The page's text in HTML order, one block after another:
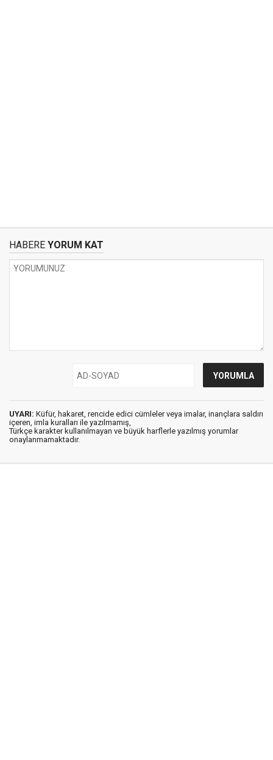
HABERE YORUM KAT
UYARI: Küfür, hakaret, rencide edici cümleler veya imalar, inançlara saldırı
içeren, imla kuralları ile yazılmamış,
Türkçe karakter kullanılmayan ve büyük harflerle yazılmış yorumlar
onaylanmamaktadır.